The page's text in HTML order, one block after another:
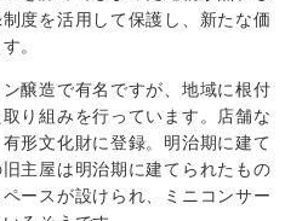
度を活用して保護し、新たな価
。
醸造で有名ですが、地域に根付
り組みを行っています。店舗な
形文化財に登録。明治期に建て
主屋は明治期に建てられたもの
ースが設けられ、ミニコンサー